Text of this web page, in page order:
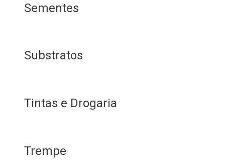
Sementes
Substratos
Tintas e Drogaria
Trempe